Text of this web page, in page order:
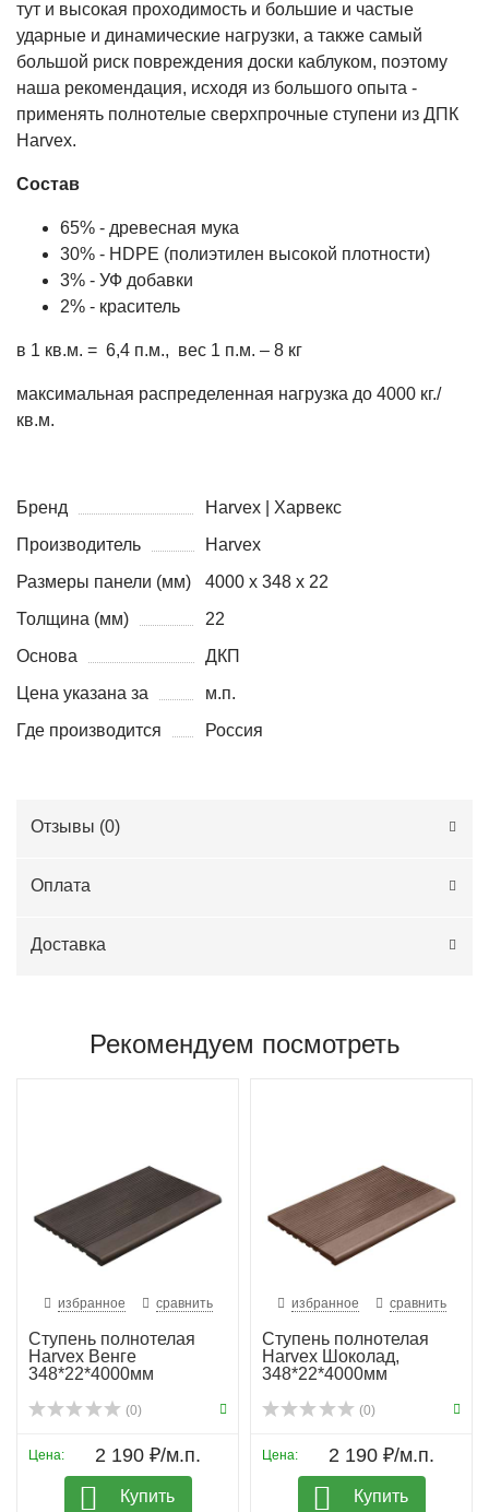
тут и высокая проходимость и большие и частые
ударные и динамические нагрузки, а также самый
большой риск повреждения доски каблуком, поэтому
наша рекомендация, исходя из большого опыта -
применять полнотелые сверхпрочные ступени из ДПК
Harvex.
Состав
65% - древесная мука
30% - HDPE (полиэтилен высокой плотности)
3% - УФ добавки
2% - краситель
в 1 кв.м. = 6,4 п.м., вес 1 п.м. – 8 кг
максимальная распределенная нагрузка до 4000 кг./
кв.м.
Бренд
Harvex | Харвекс
Производитель
Harvex
Размеры панели (мм)
4000 х 348 х 22
Толщина (мм)
22
Основа
ДКП
Цена указана за
м.п.
Где производится
Россия
Отзывы (0)
Оплата
Доставка
Рекомендуем посмотреть
избранное сравнить
Ступень полнотелая
Harvex Венге
348*22*4000мм
(0)
Цена: 2 190 ₽/м.п.
Купить
избранное сравнить
Ступень полнотелая
Harvex Шоколад,
348*22*4000мм
(0)
Цена: 2 190 ₽/м.п.
Купить